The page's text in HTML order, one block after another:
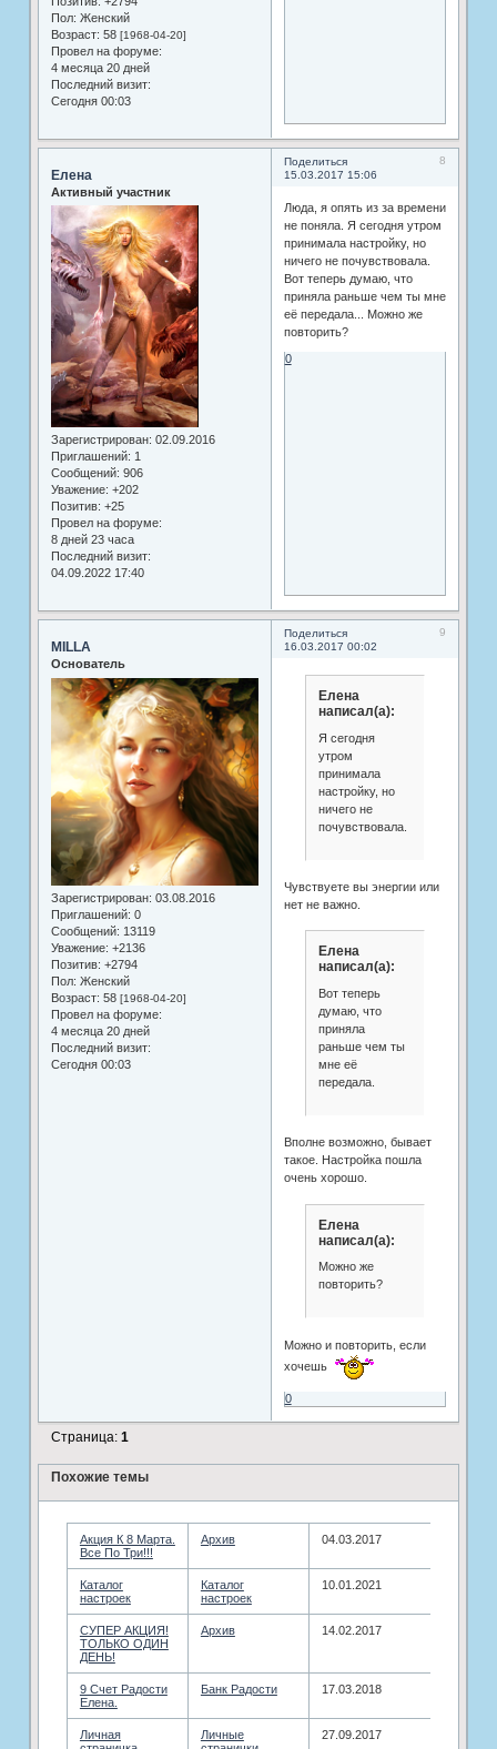
Пол: Женский
Возраст: 58 [1968-04-20]
Провел на форуме:
4 месяца 20 дней
Последний визит:
Сегодня 00:03
Поделиться
8
15.03.2017 15:06
Елена
Активный участник
Зарегистрирован: 02.09.2016
Приглашений: 1
Сообщений: 906
Уважение: +202
Позитив: +25
Провел на форуме:
8 дней 23 часа
Последний визит:
04.09.2022 17:40
Люда, я опять из за времени
не поняла. Я сегодня утром
принимала настройку, но
ничего не почувствовала.
Вот теперь думаю, что
приняла раньше чем ты мне
её передала... Можно же
повторить?
0
Поделиться
9
16.03.2017 00:02
MILLA
Основатель
Зарегистрирован: 03.08.2016
Приглашений: 0
Сообщений: 13119
Уважение: +2136
Позитив: +2794
Пол: Женский
Возраст: 58 [1968-04-20]
Провел на форуме:
4 месяца 20 дней
Последний визит:
Сегодня 00:03
Елена
написал(а):
Я сегодня
утром
принимала
настройку, но
ничего не
почувствовала.
Чувствуете вы энергии или
нет не важно.
Елена
написал(а):
Вот теперь
думаю, что
приняла
раньше чем ты
мне её
передала.
Вполне возможно, бывает
такое. Настройка пошла
очень хорошо.
Елена
написал(а):
Можно же
повторить?
Можно и повторить, если
хочешь
0
Страница: 1
Похожие темы
Акция К 8 Марта.
Все По Три!!!
­Архив 04.03.2017
Каталог
настроек
Каталог
настроек
10.01.2021
СУПЕР АКЦИЯ!
ТОЛЬКО ОДИН
ДЕНЬ!
­Архив 14.02.2017
9 Счет Радости
Елена.
Банк Радости 17.03.2018
Личная
Личные
27.09.2017